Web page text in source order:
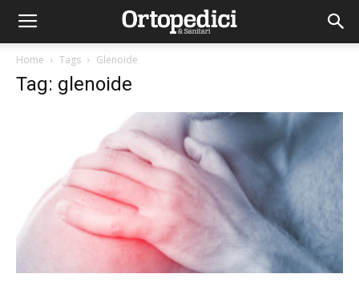
Home Tags Glenoide
Tag: glenoide